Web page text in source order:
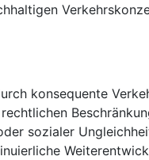
konsequente
sozialer